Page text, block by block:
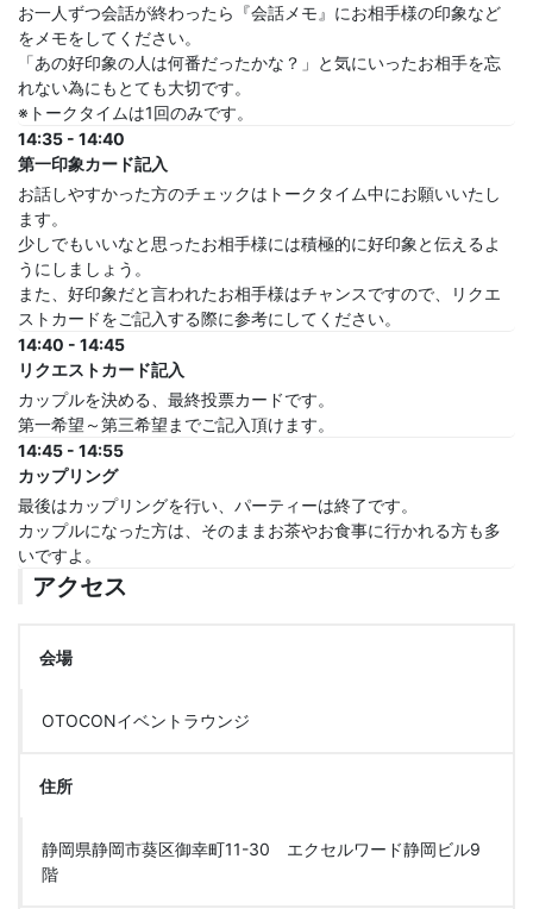
お一人ずつ会話が終わったら『会話メモ』にお相手様の印象など
をメモをしてください。
「あの好印象の人は何番だったかな？」と気にいったお相手を忘
れない為にもとても大切です。
※トークタイムは1回のみです。
14:35 - 14:40
第一印象カード記入
お話しやすかった方のチェックはトークタイム中にお願いいたし
ます。
少しでもいいなと思ったお相手様には積極的に好印象と伝えるよ
うにしましょう。
また、好印象だと言われたお相手様はチャンスですので、リクエ
ストカードをご記入する際に参考にしてください。
14:40 - 14:45
リクエストカード記入
カップルを決める、最終投票カードです。
第一希望～第三希望までご記入頂けます。
14:45 - 14:55
カップリング
最後はカップリングを行い、パーティーは終了です。
カップルになった方は、そのままお茶やお食事に行かれる方も多
いですよ。
アクセス
会場
OTOCONイベントラウンジ
住所
静岡県静岡市葵区御幸町11-30 エクセルワード静岡ビル9
階